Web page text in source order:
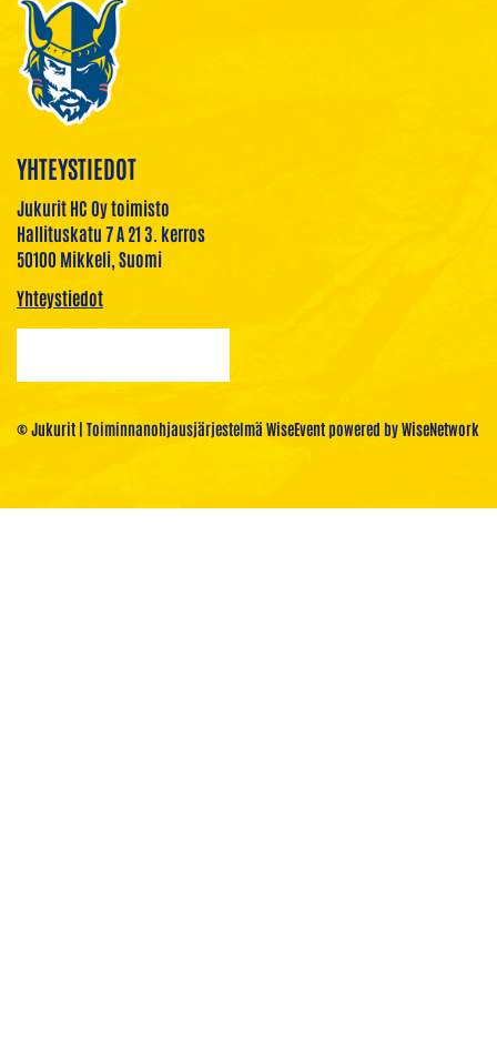
YHTEYSTIEDOT
Jukurit HC Oy toimisto
Hallituskatu 7 A 21 3. kerros
50100 Mikkeli, Suomi
Yhteystiedot
© Jukurit | Toiminnanohjausjärjestelmä WiseEventpowered byWiseNetwork